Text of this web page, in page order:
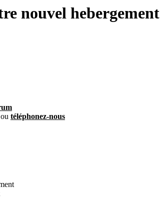
nouvel hebergement
ou téléphonez-nous